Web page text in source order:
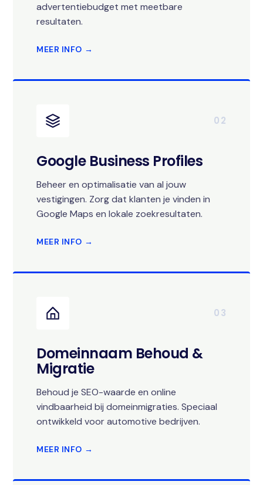
advertentiebudget met meetbare
resultaten.
MEER INFO →
02
Google Business Profiles
Beheer en optimalisatie van al jouw
vestigingen. Zorg dat klanten je vinden in
Google Maps en lokale zoekresultaten.
MEER INFO →
03
Domeinnaam Behoud &
Migratie
Behoud je SEO-waarde en online
vindbaarheid bij domeinmigraties. Speciaal
ontwikkeld voor automotive bedrijven.
MEER INFO →